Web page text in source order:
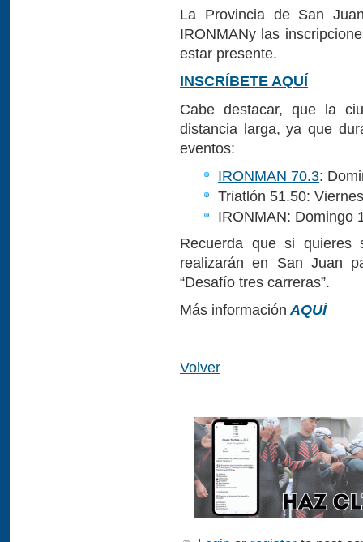
La Provincia de San
IRONMANy las
estar presente.
INSCRÍBETE AQUÍ
Cabe destacar, que la
distancia larga, ya que
eventos:
IRONMAN 70.3:
Triatlón 51.50:
IRONMAN: Domingo
Recuerda que si
realizarán en San Juan
“Desafío tres carreras”.
Más información AQUÍ
Volver